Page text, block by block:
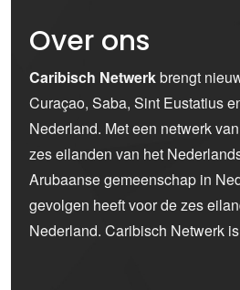
Over ons
Caribisch Netwerkbrengt
Curaçao, Saba, Sint Eustatius
Nederland. Met een netwerk
zes eilanden van het
Arubaanse gemeenschap in
gevolgen heeft voor de zes
Nederland. Caribisch Netwerk